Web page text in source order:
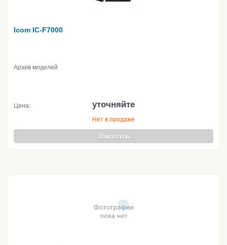
Icom IC-F7000
Архив моделей
Цена: уточняйте
Нет в продаже
Заказать